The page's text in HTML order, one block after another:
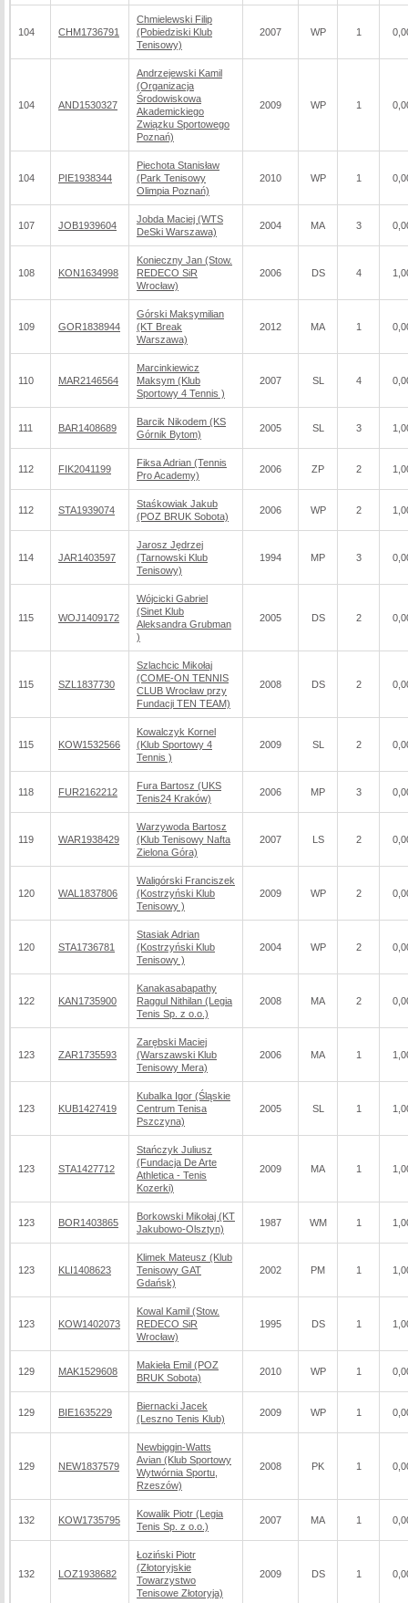
104 CHM1736791
Chmielewski Filip
(Pobiedziski Klub
Tenisowy)
2007 WP 1
104 AND1530327
Andrzejewski Kamil
(Organizacja
Środowiskowa
Akademickiego
Związku Sportowego
Poznań)
2009 WP 1
104 PIE1938344
Piechota Stanisław
(Park Tenisowy
Olimpia Poznań)
2010 WP 1
107 JOB1939604
Jobda Maciej (WTS
DeSki Warszawa)
2004 MA 3
108 KON1634998
Konieczny Jan (Stow.
REDECO SiR
Wrocław)
2006 DS 4
109 GOR1838944
Górski Maksymilian
(KT Break
Warszawa)
2012 MA 1
110 MAR2146564
Marcinkiewicz
Maksym (Klub
Sportowy 4 Tennis )
2007 SL 4
111 BAR1408689
Barcik Nikodem (KS
Górnik Bytom)
2005 SL 3
112 FIK2041199
Fiksa Adrian (Tennis
Pro Academy)
2006 ZP 2
112 STA1939074
Staśkowiak Jakub
(POZ BRUK Sobota)
2006 WP 2
114 JAR1403597
Jarosz Jędrzej
(Tarnowski Klub
Tenisowy)
1994 MP 3
115 WOJ1409172
Wójcicki Gabriel
(Sinet Klub
Aleksandra Grubman
)
2005 DS 2
115 SZL1837730
Szlachcic Mikołaj
(COME-ON TENNIS
CLUB Wrocław przy
Fundacji TEN TEAM)
2008 DS 2
115 KOW1532566
Kowalczyk Kornel
(Klub Sportowy 4
Tennis )
2009 SL 2
118 FUR2162212
Fura Bartosz (UKS
Tenis24 Kraków)
2006 MP 3
119 WAR1938429
Warzywoda Bartosz
(Klub Tenisowy Nafta
Zielona Góra)
2007 LS 2
120 WAL1837806
Waligórski Franciszek
(Kostrzyński Klub
Tenisowy )
2009 WP 2
120 STA1736781
Stasiak Adrian
(Kostrzyński Klub
Tenisowy )
2004 WP 2
122 KAN1735900
Kanakasabapathy
Raggul Nithilan (Legia
Tenis Sp. z o.o.)
2008 MA 2
123 ZAR1735593
Zarębski Maciej
(Warszawski Klub
Tenisowy Mera)
2006 MA 1
123 KUB1427419
Kubalka Igor (Śląskie
Centrum Tenisa
Pszczyna)
2005 SL 1
123 STA1427712
Stańczyk Juliusz
(Fundacja De Arte
Athletica - Tenis
Kozerki)
2009 MA 1
123 BOR1403865
Borkowski Mikołaj (KT
Jakubowo-Olsztyn)
1987 WM 1
123 KLI1408623
Klimek Mateusz (Klub
Tenisowy GAT
Gdańsk)
2002 PM 1
123 KOW1402073
Kowal Kamil (Stow.
REDECO SiR
Wrocław)
1995 DS 1
129 MAK1529608
Makieła Emil (POZ
BRUK Sobota)
2010 WP 1
129 BIE1635229
Biernacki Jacek
(Leszno Tenis Klub)
2009 WP 1
129 NEW1837579
Newbiggin-Watts
Avian (Klub Sportowy
Wytwórnia Sportu,
Rzeszów)
2008 PK 1
132 KOW1735795
Kowalik Piotr (Legia
Tenis Sp. z o.o.)
2007 MA 1
132 LOZ1938682
Łoziński Piotr
(Złotoryjskie
Towarzystwo
Tenisowe Złotoryja)
2009 DS 1